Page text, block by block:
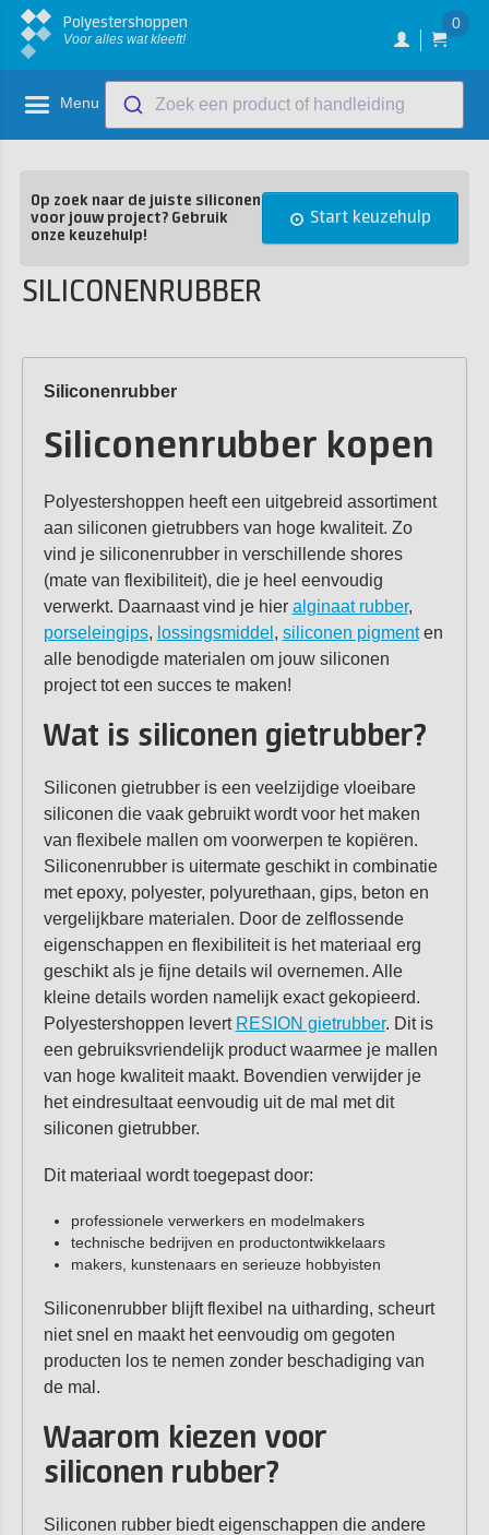
Polyestershoppen
Voor alles wat kleeft!
0
Menu Zoek een product of handleiding
Op zoek naar de juiste siliconen
voor jouw project? Gebruik
onze keuzehulp!
Start keuzehulp
SILICONENRUBBER
Siliconenrubber
Siliconenrubber kopen
Polyestershoppen heeft een uitgebreid assortiment
aan siliconen gietrubbers van hoge kwaliteit. Zo
vind je siliconenrubber in verschillende shores
(mate van flexibiliteit), die je heel eenvoudig
verwerkt. Daarnaast vind je hier alginaat rubber,
porseleingips, lossingsmiddel , siliconen pigmenten
alle benodigde materialen om jouw siliconen
project tot een succes te maken!
Wat is siliconen gietrubber?
Siliconen gietrubber is een veelzijdige vloeibare
siliconen die vaak gebruikt wordt voor het maken
van flexibele mallen om voorwerpen te kopiëren.
Siliconenrubber is uitermate geschikt in combinatie
met epoxy, polyester, polyurethaan, gips, beton en
vergelijkbare materialen. Door de zelflossende
eigenschappen en flexibiliteit is het materiaal erg
geschikt als je fijne details wil overnemen. Alle
kleine details worden namelijk exact gekopieerd.
Polyestershoppen levert RESION gietrubber. Dit is
een gebruiksvriendelijk product waarmee je mallen
van hoge kwaliteit maakt. Bovendien verwijder je
het eindresultaat eenvoudig uit de mal met dit
siliconen gietrubber.
Dit materiaal wordt toegepast door:
professionele verwerkers en modelmakers
technische bedrijven en productontwikkelaars
makers, kunstenaars en serieuze hobbyisten
Siliconenrubber blijft flexibel na uitharding, scheurt
niet snel en maakt het eenvoudig om gegoten
producten los te nemen zonder beschadiging van
de mal.
Waarom kiezen voor
siliconen rubber?
Siliconen rubber biedt eigenschappen die andere